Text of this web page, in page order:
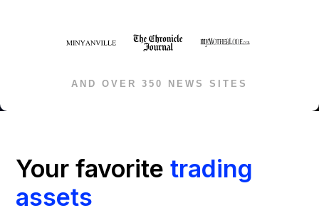
AND OVER 350 NEWS SITES
Your favoritetrading
assets